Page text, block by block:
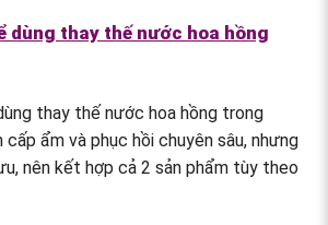
dùng thay thế nước hoa hồng
thay thế nước hoa hồng trong
ẩm và phục hồi chuyên sâu, nhưng
nên kết hợp cả 2 sản phẩm tùy theo